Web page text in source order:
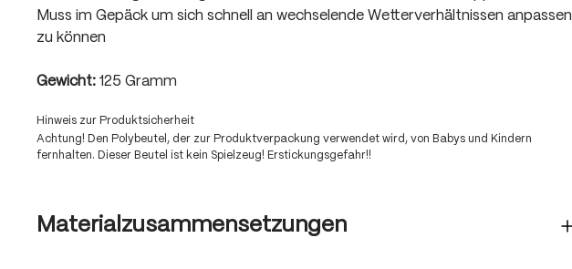
Muss im Gepäck um sich schnell an wechselende Wetterverhältnissen anpassen
zu können
Gewicht: 125 Gramm
Hinweis zur Produktsicherheit
Achtung! Den Polybeutel, der zur Produktverpackung verwendet wird, von Babys und Kindern
fernhalten. Dieser Beutel ist kein Spielzeug! Erstickungsgefahr!!
Materialzusammensetzungen